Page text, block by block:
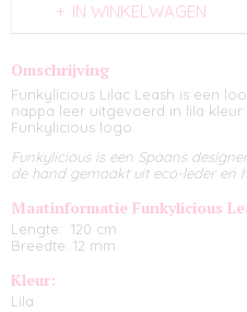
IN WINKELWAGEN
Omschrijving
Funkylicious Lilac Leash is een
nappa leer uitgevoerd in lila
Funkylicious logo.
Funkylicious is een Spaans
de hand gemaakt uit eco-leder en
Maatinformatie Funkylicious
Lengte: 120 cm
Breedte: 12 mm
Kleur:
Lila